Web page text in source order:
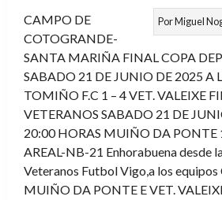
PorMiguel
CAMPO DE
COTOGRANDE-
SANTA MARIÑA FINAL COPA
SABADO 21 DE JUNIO DE 2025 A
TOMIÑO F.C 1 – 4 VET. VALEIXE
VETERANOS SABADO 21 DE
20:00 HORAS MUIÑO DA PONTE
AREAL-NB-21 Enhorabuena desde
Veteranos Futbol Vigo,a los
MUIÑO DA PONTE E VET.